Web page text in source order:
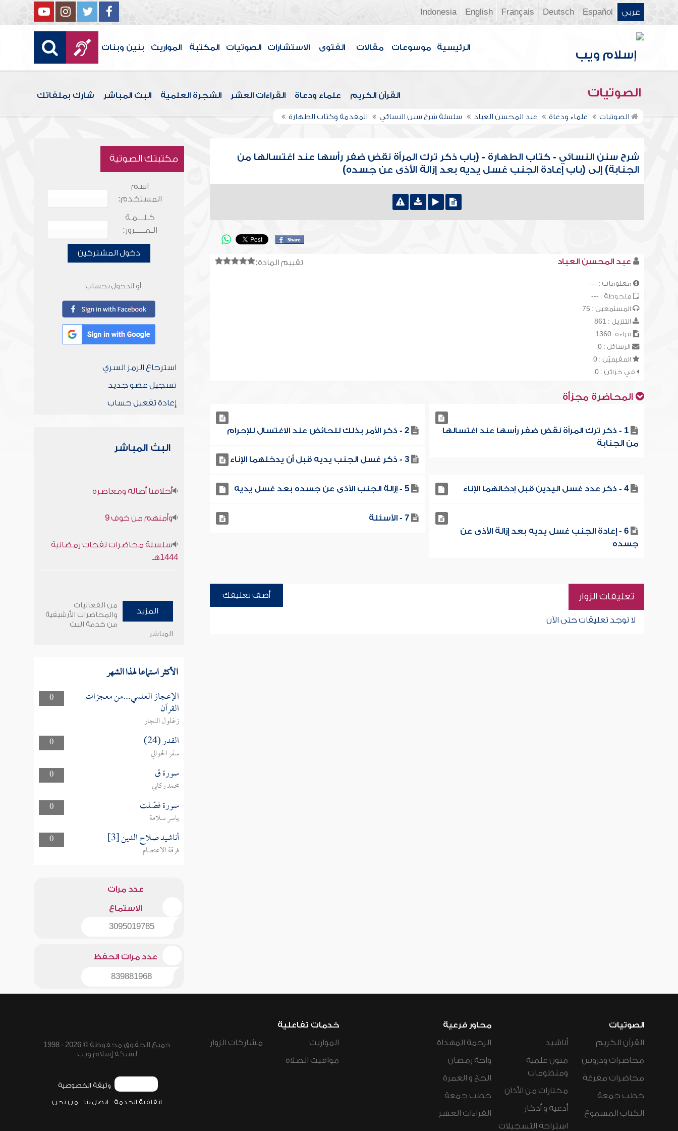
عربي Español
Deutsch
Français
English
Indonesia
الرئيسية موسوعات مقالات الفتوى الاستشارات الصوتيات المكتبة المواريث بنين وبنات
الصوتيات القرآن الكريم علماء ودعاة القراءات العشر الشجرة العلمية البث المباشر شارك بملفاتك
الصوتيات علماء ودعاة عبد المحسن العباد سلسلة شرح سنن النسائي المقدمة وكتاب الطهارة
شرح سنن النسائي - كتاب الطهارة - (باب ذكر ترك المرأة نقض ضفر رأسها عند اغتسالها من
الجنابة) إلى (باب إعادة الجنب غسل يديه بعد إزالة الأذى عن جسده)
تقييم المادة: عبد المحسن العباد
معلومات : ---
ملحوظة : ---
المستمعين : 75
التنزيل : 861
قراءة: 1360
الرسائل : 0
المقيميّن : 0
في خزائن : 0
المحاضرة مجزأة
1 - ذكر ترك المرأة نقض ضفر رأسها عند اغتسالها
من الجنابة
2 - ذكر الأمر بذلك للحائض عند الاغتسال للإحرام
3 - ذكر غسل الجنب يديه قبل أن يدخلهما الإناء
4 - ذكر عدد غسل اليدين قبل إدخالهما الإناء 5 - إزالة الجنب الأذى عن جسده بعد غسل يديه
6 - إعادة الجنب غسل يديه بعد إزالة الأذى عن
جسده
7 - الأسئلة
تعليقات الزوار أضف تعليقك
لا توجد تعليقات حتى الآن
مكتبتك الصوتية
اسم
المستخدم:
كـلـــمـة
الـمـــــرور:
دخول المشتركين
أو الدخول بحساب
استرجاع الرمز السري
تسجيل عضو جديد
إعادة تفعيل حساب
البث المباشر
أخلاقنا أصالة ومعاصرة
وأمنهم من خوف 9
سلسلة محاضرات نفحات رمضانية
1444هـ
المزيد
من الفعاليات
والمحاضرات الأرشيفية
من خدمة البث
المباشر
الأكثر استماعا لهذا الشهر
0 الإعجاز العلمي...من معجزات
القرآن
زغلول النجار
0
القدر (24)
سفر الحوالي
0
سورة ق
محمد ركابي
0
سورة فصّلت
ياسر سلامة
0
أناشيد صلاح الدين [3]
فرقة الاعتصام
عدد مرات
الاستماع
3095019785
عدد مرات الحفظ
839881968
الصوتيات
القرآن الكريم
محاضرات ودروس
محاضرات مفرغة
خطب جمعة
الكتاب المسموع
أناشيد
متون علمية
ومنظومات
مختارات من الأذان
أدعية و أذكار
استراحة التسجيلات
محاور فرعية
الرحمة المهداة
واحة رمضان
الحج و العمرة
خطب جمعة
القراءات العشر
خدمات تفاعلية
المواريث
مواقيت الصلاة
مشاركات الزوار
جميع الحقوق محفوظة © 2026 - 1998
لشبكة إسلام ويب
وثيقة الخصوصية
اتفاقية الخدمة اتصل بنا من نحن